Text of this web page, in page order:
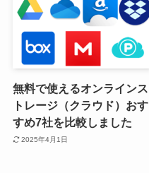
無料で使えるオンラインス
トレージ（クラウド）おす
すめ7社を比較しました
2025年4月1日